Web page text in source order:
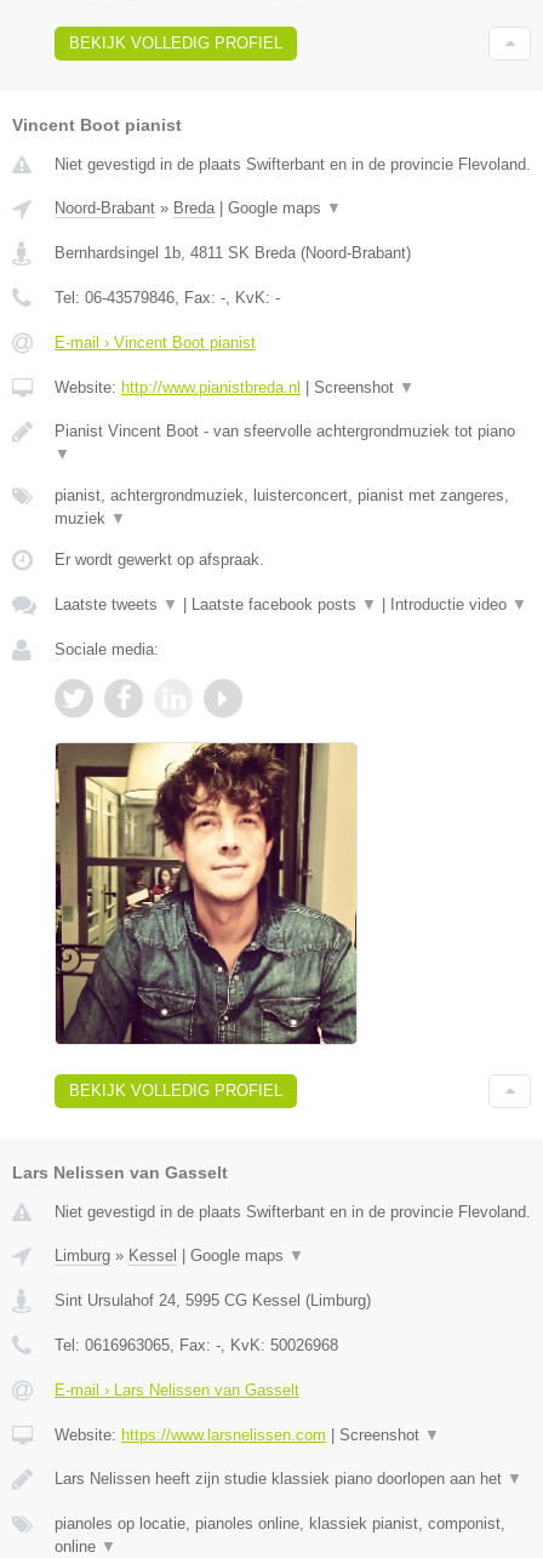
BEKIJK VOLLEDIG PROFIEL
Vincent Boot pianist
Niet gevestigd in de plaats Swifterbant en in de provincie Flevoland.
Noord-Brabant » Breda| Google maps ▼
Bernhardsingel 1b, 4811 SK Breda(Noord-Brabant)
Tel: 06-43579846, Fax: -, KvK: -
E-mail › Vincent Boot pianist
Website: http://www.pianistbreda.nl Screenshot ▼
Pianist Vincent Boot - van sfeervolle achtergrondmuziek tot piano
▼
pianist, achtergrondmuziek, luisterconcert, pianist met zangeres,
muziek ▼
Er wordt gewerkt op afspraak.
Laatste tweets ▼ Laatste facebook posts ▼ Introductie video ▼
Sociale media:
BEKIJK VOLLEDIG PROFIEL
Lars Nelissen van Gasselt
Niet gevestigd in de plaats Swifterbant en in de provincie Flevoland.
Limburg » Kessel Google maps ▼
Sint Ursulahof 24, 5995 CG Kessel (Limburg)
Tel: 0616963065, Fax: -, KvK: 50026968
E-mail › Lars Nelissen van Gasselt
Website: https://www.larsnelissen.com Screenshot ▼
Lars Nelissen heeft zijn studie klassiek piano doorlopen aan het ▼
pianoles op locatie, pianoles online, klassiek pianist, componist,
online ▼